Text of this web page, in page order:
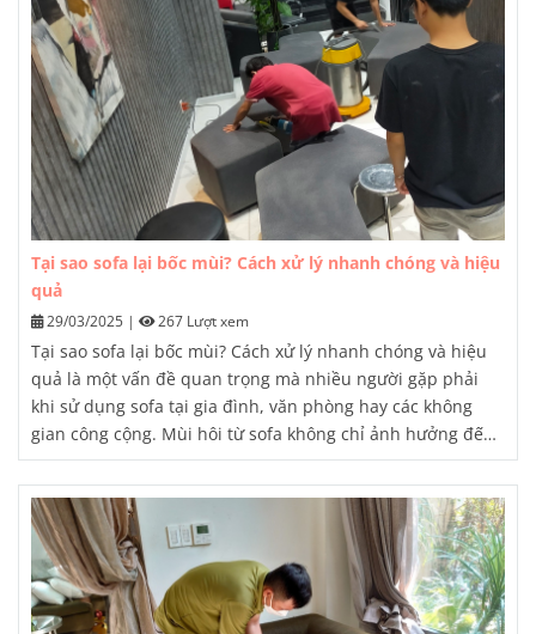
Tại sao sofa lại bốc mùi? Cách xử lý nhanh chóng và hiệu
quả
29/03/2025 | 267 Lượt xem
Tại sao sofa lại bốc mùi? Cách xử lý nhanh chóng và hiệu
quả là một vấn đề quan trọng mà nhiều người gặp phải
khi sử dụng sofa tại gia đình, văn phòng hay các không
gian công cộng. Mùi hôi từ sofa không chỉ ảnh hưởng đến
không gian sống mà còn có thể gây khó chịu cho những
người xung quanh. Hiểu rõ nguyên nhân và cách xử lý
hiệu quả là điều cần thiết để đảm bảo vệ sinh, sức khỏe và
không gian sống của gia đình bạn.